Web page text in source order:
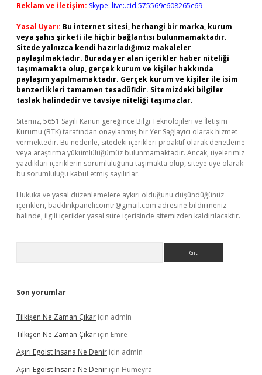
Reklam ve İletişim: Skype: live:.cid.575569c608265c69
Yasal Uyarı: Bu internet sitesi, herhangi bir marka, kurum
veya şahıs şirketi ile hiçbir bağlantısı bulunmamaktadır.
Sitede yalnızca kendi hazırladığımız makaleler
paylaşılmaktadır. Burada yer alan içerikler haber niteliği
taşımamakta olup, gerçek kurum ve kişiler hakkında
paylaşım yapılmamaktadır. Gerçek kurum ve kişiler ile isim
benzerlikleri tamamen tesadüfidir. Sitemizdeki bilgiler
taslak halindedir ve tavsiye niteliği taşımazlar.
Sitemiz, 5651 Sayılı Kanun gereğince Bilgi Teknolojileri ve İletişim
Kurumu (BTK) tarafından onaylanmış bir Yer Sağlayıcı olarak hizmet
vermektedir. Bu nedenle, sitedeki içerikleri proaktif olarak denetleme
veya araştırma yükümlülüğümüz bulunmamaktadır. Ancak, üyelerimiz
yazdıkları içeriklerin sorumluluğunu taşımakta olup, siteye üye olarak
bu sorumluluğu kabul etmiş sayılırlar.
Hukuka ve yasal düzenlemelere aykırı olduğunu düşündüğünüz
içerikleri, backlinkpanelicomtr@gmail.com adresine bildirmeniz
halinde, ilgili içerikler yasal süre içerisinde sitemizden kaldırılacaktır.
Son yorumlar
Tilkişen Ne Zaman Çıkar için admin
Tilkişen Ne Zaman Çıkar için Emre
Aşırı Egoist Insana Ne Denir için admin
Aşırı Egoist Insana Ne Denir için Hümeyra